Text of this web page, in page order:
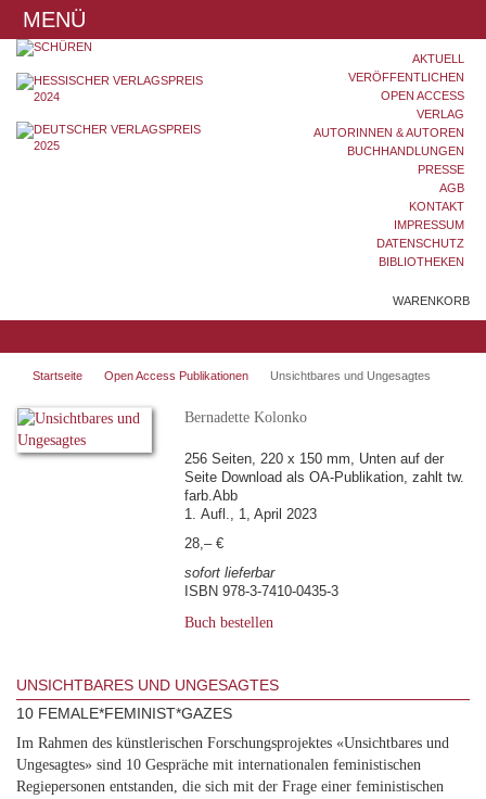
MENÜ
AKTUELL
VERÖFFENTLICHEN
OPEN ACCESS
VERLAG
AUTORINNEN & AUTOREN
BUCHHANDLUNGEN
PRESSE
AGB
KONTAKT
IMPRESSUM
DATENSCHUTZ
BIBLIOTHEKEN
WARENKORB
Startseite Open Access Publikationen Unsichtbares und Ungesagtes
Bernadette Kolonko
256 Seiten, 220 x 150 mm, Unten auf der
Seite Download als OA-Publikation, zahlt tw.
farb.Abb
1. Aufl., 1, April 2023
28,– €
sofort lieferbar
ISBN 978-3-7410-0435-3
Buch bestellen
UNSICHTBARES UND UNGESAGTES
10 FEMALE*FEMINIST*GAZES
Im Rahmen des künstlerischen Forschungsprojektes «Unsichtbares und
Ungesagtes» sind 10 Gespräche mit internationalen feministischen
Regiepersonen entstanden, die sich mit der Frage einer feministischen